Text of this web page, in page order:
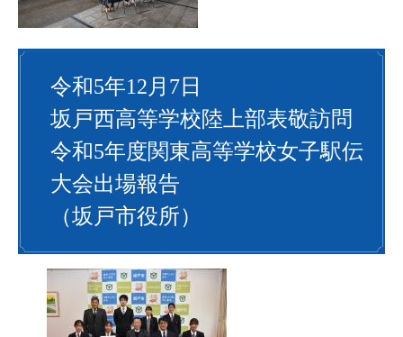
令和5年12月7日
坂戸西高等学校陸上部表敬訪問
令和5年度関東高等学校女子駅伝
大会出場報告
（坂戸市役所）